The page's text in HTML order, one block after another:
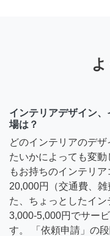
インテリアデザイン
場は？
どのインテリアのデ
たいかによっても変
もお持ちのインテリア
20,000円（交通費、
た、ちょっとしたイン
3,000-5,000円でサー
す。 「依頼申請」の